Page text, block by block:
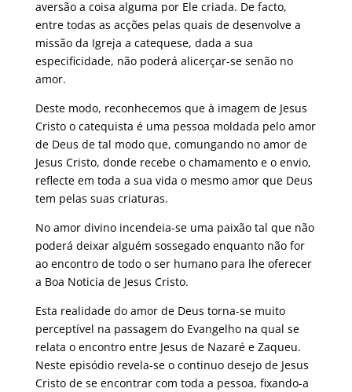
aversão a coisa alguma por Ele criada. De facto,
entre todas as acções pelas quais de desenvolve a
missão da Igreja a catequese, dada a sua
especificidade, não poderá alicerçar-se senão no
amor.
Deste modo, reconhecemos que à imagem de Jesus
Cristo o catequista é uma pessoa moldada pelo amor
de Deus de tal modo que, comungando no amor de
Jesus Cristo, donde recebe o chamamento e o envio,
reflecte em toda a sua vida o mesmo amor que Deus
tem pelas suas criaturas.
No amor divino incendeia-se uma paixão tal que não
poderá deixar alguém sossegado enquanto não for
ao encontro de todo o ser humano para lhe oferecer
a Boa Noticia de Jesus Cristo.
Esta realidade do amor de Deus torna-se muito
perceptível na passagem do Evangelho na qual se
relata o encontro entre Jesus de Nazaré e Zaqueu.
Neste episódio revela-se o continuo desejo de Jesus
Cristo de se encontrar com toda a pessoa, fixando-a